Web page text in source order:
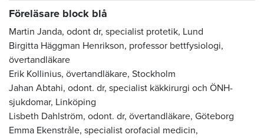
Föreläsare block blå
Martin Janda, odont dr, specialist protetik, Lund
Birgitta Häggman Henrikson, professor bettfysiologi,
övertandläkare
Erik Kollinius, övertandläkare, Stockholm
Jahan Abtahi, odont. dr, specialist käkkirurgi och ÖNH-
sjukdomar, Linköping
Lisbeth Dahlström, odont. dr, övertandläkare, Göteborg
Emma Ekenstråle, specialist orofacial medicin,